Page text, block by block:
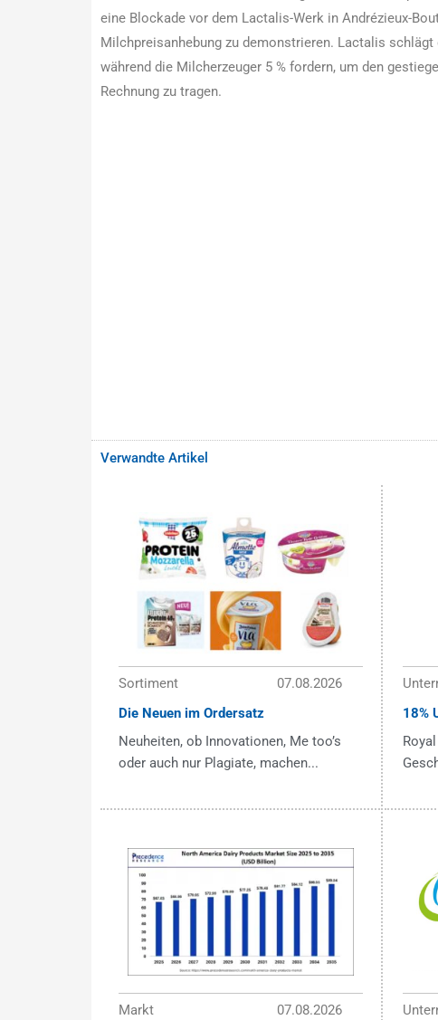
eine Blockade vor dem Lactalis-Werk in Andrézieux-
Milchpreisanhebung zu demonstrieren. Lactalis schlägt
während die Milcherzeuger 5 % fordern, um den
Rechnung zu tragen.
Verwandte Artikel
Sortiment
07.08.2026
Die Neuen im Ordersatz
Neuheiten, ob Innovationen, Me too’s
oder auch nur Plagiate, machen...
18%
Markt
07.08.2026